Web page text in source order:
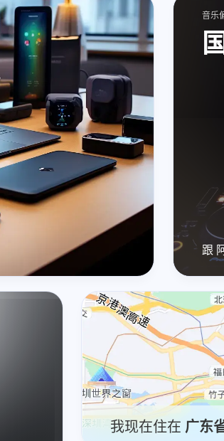
四月 2024
音乐
跟
我现在住在 广东